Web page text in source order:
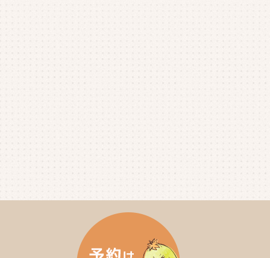
2025年4月
(3)
2024年8月
2024年4月
(4)
(5)
2024年2月(5)